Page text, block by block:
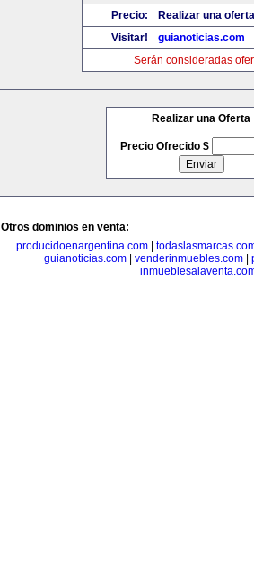
Precio:
Realizar una
Visitar!
guianoticias.com
Serán consideradas
Realizar una Oferta
Precio Ofrecido $
Otros dominios en venta:
producidoenargentina.com|
guianoticias.com| venderinmuebles.com|